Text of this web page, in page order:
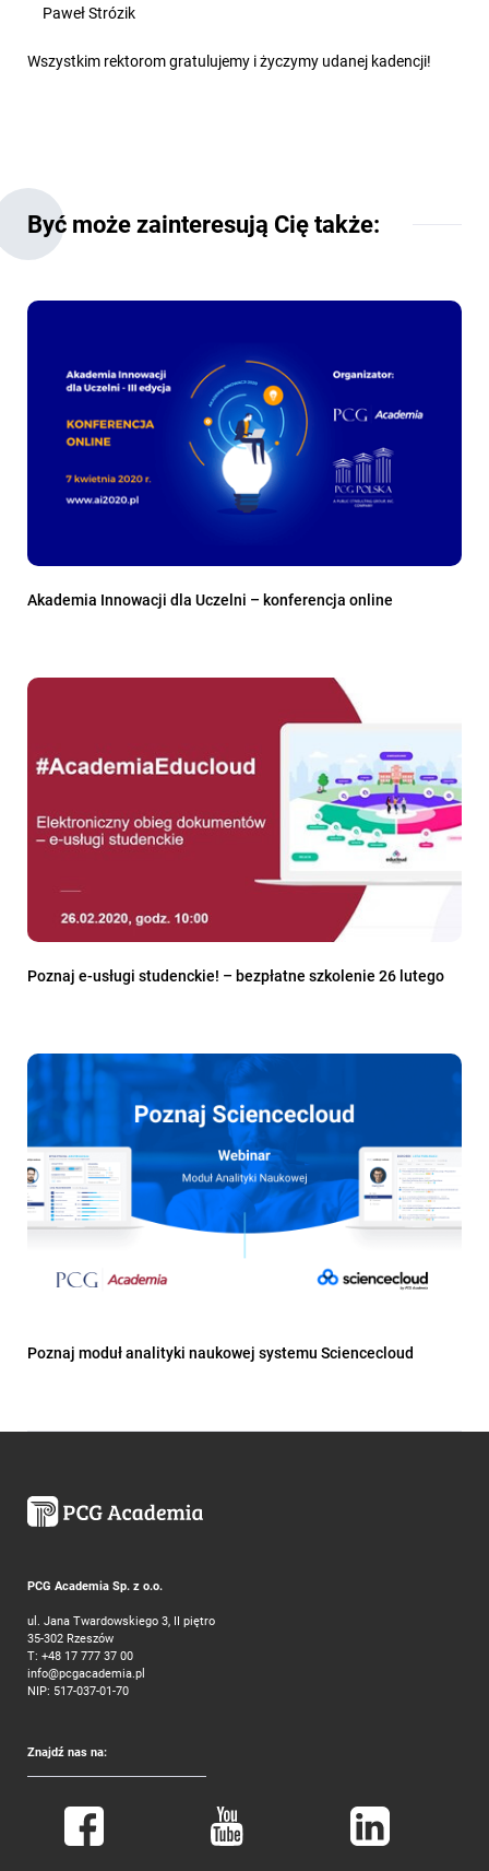
Paweł Strózik
Wszystkim rektorom gratulujemy i życzymy udanej kadencji!
Być może zainteresują Cię także:
Akademia Innowacji dla Uczelni – konferencja online
Poznaj e-usługi studenckie! – bezpłatne szkolenie 26 lutego
Poznaj moduł analityki naukowej systemu Sciencecloud
PCG Academia Sp. z o.o.
ul. Jana Twardowskiego 3, II piętro
35-302 Rzeszów
T: +48 17 777 37 00
info@pcgacademia.pl
NIP: 517-037-01-70
Znajdź nas na: